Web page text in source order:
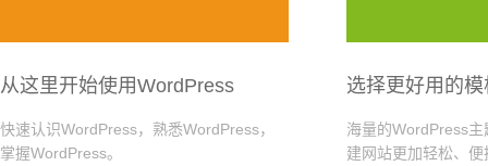
从这里开始使用WordPress
快速认识WordPress，熟悉WordPress，
掌握WordPress。
选择更好用的
海量的WordPress
建网站更加轻松、便